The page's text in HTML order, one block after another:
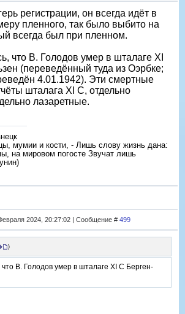
регистрации, он всегда идëт в
пленного, так было выбито на
всегда был при пленном.
что В. Голодов умер в шталаге XI
(переведëнный туда из Оэрбке;
4.01.1942). Эти смертные
шталага XI C, отдельно
лазаретные.
мумии и кости, - Лишь слову жизнь дана:
на мировом погосте Звучат лишь
2024, 20:27:02 | Сообщение # 499
)
В. Голодов умер в шталаге XI C Берген-